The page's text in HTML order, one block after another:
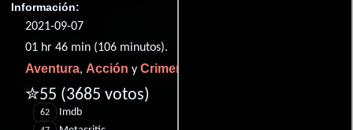
Información:
2021-09-07
01 hr 46 min (106 minutos).
Aventura, Acción y Crimen
✮55 (3685 votos)
62 Imdb